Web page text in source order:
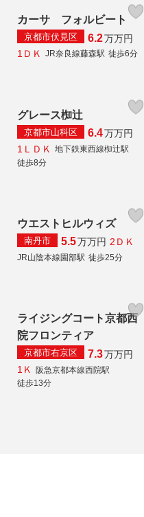
カーサ フォルビート
京都市伏見区 6.2万万円
1ＤＫ
JR奈良線藤森駅 徒歩6分
グレース椥辻
京都市山科区 6.4万万円
1ＬＤＫ
地下鉄東西線椥辻駅
徒歩8分
ウエストヒルウィズ
南丹市 5.5万万円 2ＤＫ
JR山陰本線園部駅 徒歩25分
ライジングコート京都西
院フロンティア
京都市右京区 7.3万万円
1Ｋ
阪急京都本線西院駅
徒歩13分